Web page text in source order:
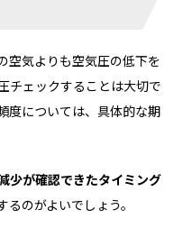
空気よりも空気圧の低下を
チェックすることは大切で
度については、具体的な期
少が確認できたタイミング
のがよいでしょう。